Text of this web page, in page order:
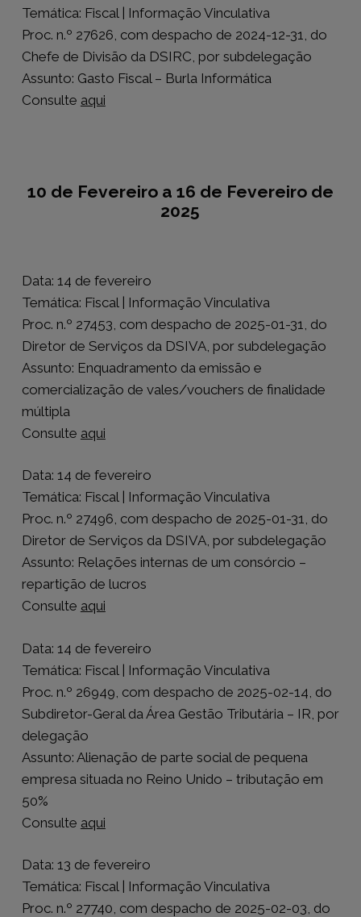
Temática: Fiscal | Informação Vinculativa
Proc. n.º 27626, com despacho de 2024-12-31, do
Chefe de Divisão da DSIRC, por subdelegação
Assunto: Gasto Fiscal – Burla Informática
Consulte aqui
10 de Fevereiro a 16 de Fevereiro de
2025
Data: 14 de fevereiro
Temática: Fiscal | Informação Vinculativa
Proc. n.º 27453, com despacho de 2025-01-31, do
Diretor de Serviços da DSIVA, por subdelegação
Assunto: Enquadramento da emissão e
comercialização de vales/vouchers de finalidade
múltipla
Consulte aqui
Data: 14 de fevereiro
Temática: Fiscal | Informação Vinculativa
Proc. n.º 27496, com despacho de 2025-01-31, do
Diretor de Serviços da DSIVA, por subdelegação
Assunto: Relações internas de um consórcio –
repartição de lucros
Consulte aqui
Data: 14 de fevereiro
Temática: Fiscal | Informação Vinculativa
Proc. n.º 26949, com despacho de 2025-02-14, do
Subdiretor-Geral da Área Gestão Tributária – IR, por
delegação
Assunto: Alienação de parte social de pequena
empresa situada no Reino Unido – tributação em
50%
Consulte aqui
Data: 13 de fevereiro
Temática: Fiscal | Informação Vinculativa
Proc. n.º 27740, com despacho de 2025-02-03, do